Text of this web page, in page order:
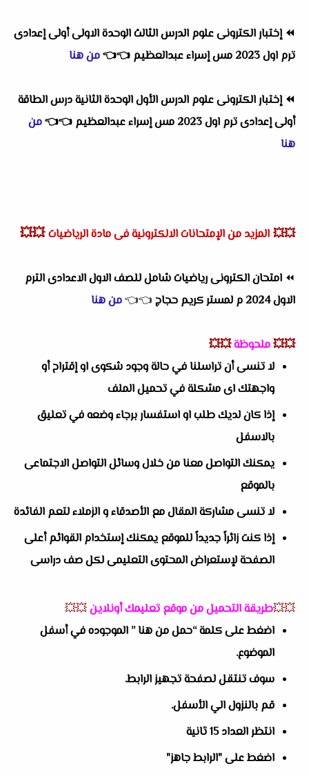
⏪إختبار الكترونى علوم الدرس الثالث الوحدة الاولى أولى إعدادى
ترم اول 2023 مس إسراء عبدالعظيم
👈
👈من هنا
⏪إختبار الكترونى علوم الدرس الأول الوحدة الثانية درس الطاقة
أولى إعدادى ترم اول 2023 مس إسراء عبدالعظيم
👈
👈من
هنا
💥💥 المزيد من الإمتحانات الالكترونية فى مادة الرياضيات 💥💥
⏪ امتحان الكترونى رياضيات شامل للصف الاول الاعدادى الترم
الاول 2024 م لمستر كريم حجاج
👈
👈من هنا
💥💥ملحوظة💥💥
لا تنسى أن تراسلنا في حالة وجود شكوى او إقتراح أو
واجهتك اى مشكلة في تحميل الملف
إذا كان لديك طلب او استفسار برجاء وضعه في تعليق
بالاسفل
يمكنك التواصل معنا من خلال وسائل التواصل الاجتماعى
بالموقع
لا تنسى مشاركة المقال مع الأصدقاء و الزملاء لتعم الفائدة
إذا كنت زائراً جديداً للموقع يمكنك إستخدام القوائم أعلى
الصفحة لإستعراض المحتوى التعليمى لكل صف دراسى
💥💥طريقة التحميل من موقع تعليمك أونلاين💥💥
اضغط على كلمة “حمل من هنا ” الموجوده في أسفل
الموضوع.
سوف تنتقل لصفحة تجهيز الرابط.
قم بالنزول الي الأسفل.
انتظر العداد 15 ثانية
اضغط على "الرابط جاهز"